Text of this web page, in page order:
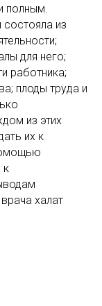
полным.
из
для него;
работника;
плоды труда и
из этих
их к
к
халат